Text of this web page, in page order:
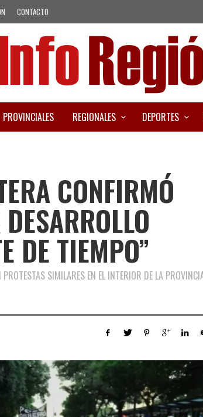
CONTACTO
PROVINCIALES REGIONALES DEPORTES
CONFIRMÓ
DE TIEMPO”
SIMILARES EN EL INTERIOR DE LA